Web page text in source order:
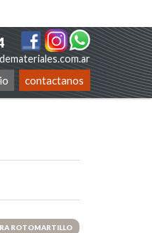
contactanos
ROTOMARTILLO